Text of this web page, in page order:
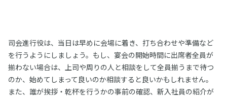
司会進行役は、当日は早めに会場に着き、打ち合わせや準備など
を行うようにしましょう。もし、宴会の開始時間に出席者全員が
揃わない場合は、上司や周りの人と相談をして全員揃うまで待つ
のか、始めてしまって良いのか相談すると良いかもしれません。
また、誰が挨拶・乾杯を行うかの事前の確認、新入社員の紹介が